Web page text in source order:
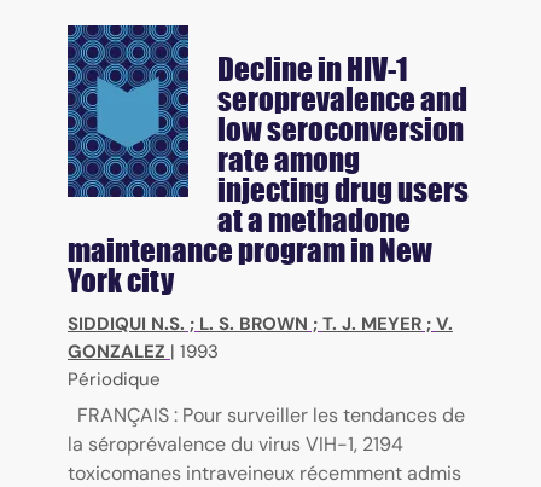
Decline in HIV-1
seroprevalence and
low seroconversion
rate among
injecting drug users
at a methadone
maintenance program in New
York city
SIDDIQUI N.S. ; L. S. BROWN ; T. J. MEYER ; V.
GONZALEZ | 1993
Périodique
FRANÇAIS : Pour surveiller les tendances de
la séroprévalence du virus VIH-1, 2194
toxicomanes intraveineux récemment admis